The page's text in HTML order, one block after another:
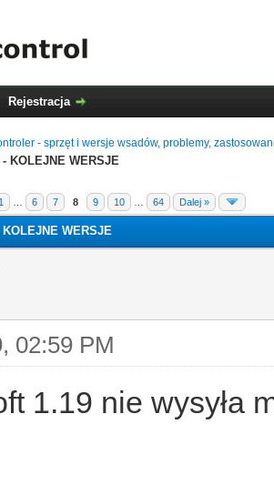
Rejestracja
- sprzęt i wersje wsadów, problemy,
KOLEJNE WERSJE
1 6 7 8 9 10 64 Dalej »
WERSJE
02:59 PM
1.19 nie wysyła